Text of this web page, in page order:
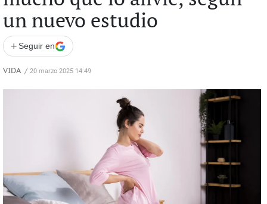
un nuevo estudio
+ Seguir en
VIDA / 20 marzo 2025 14:49